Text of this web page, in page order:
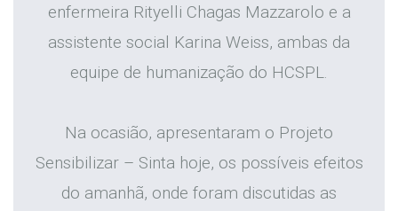
enfermeira Rityelli Chagas Mazzarolo e a
assistente social Karina Weiss, ambas da
equipe de humanização do HCSPL.
Na ocasião, apresentaram o Projeto
Sensibilizar – Sinta hoje, os possíveis efeitos
do amanhã, onde foram discutidas as